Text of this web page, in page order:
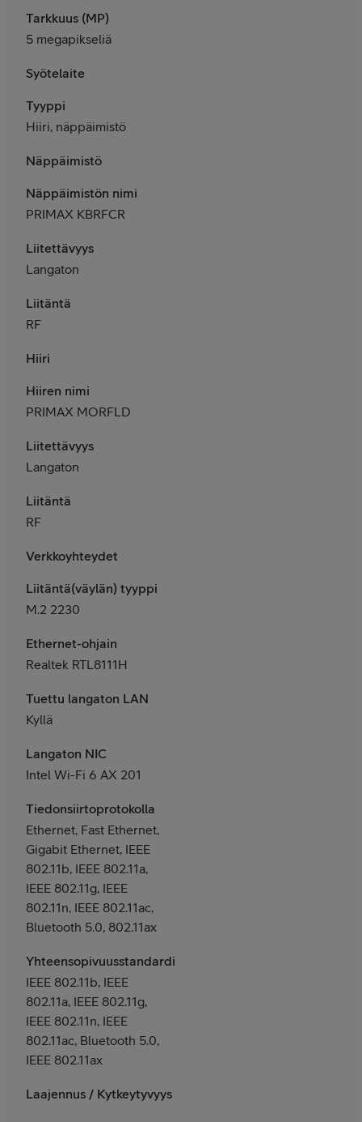
Tarkkuus (MP)
5 megapikseliä
Syötelaite
Tyyppi
Hiiri, näppäimistö
Näppäimistö
Näppäimistön nimi
PRIMAX KBRFCR
Liitettävyys
Langaton
Liitäntä
RF
Hiiri
Hiiren nimi
PRIMAX MORFLD
Liitettävyys
Langaton
Liitäntä
RF
Verkkoyhteydet
Liitäntä(väylän) tyyppi
M.2 2230
Ethernet-ohjain
Realtek RTL8111H
Tuettu langaton LAN
Kyllä
Langaton NIC
Intel Wi-Fi 6 AX 201
Tiedonsiirtoprotokolla
Ethernet, Fast Ethernet,
Gigabit Ethernet, IEEE
802.11b, IEEE 802.11a,
IEEE 802.11g, IEEE
802.11n, IEEE 802.11ac,
Bluetooth 5.0, 802.11ax
Yhteensopivuusstandardit
IEEE 802.11b, IEEE
802.11a, IEEE 802.11g,
IEEE 802.11n, IEEE
802.11ac, Bluetooth 5.0,
IEEE 802.11ax
Laajennus / Kytkeytyvyys